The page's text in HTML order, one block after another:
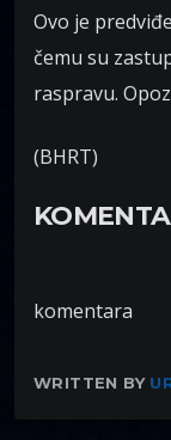
Ovo je
čemu su
raspravu.
(BHRT)
komentara
WRITTEN BY